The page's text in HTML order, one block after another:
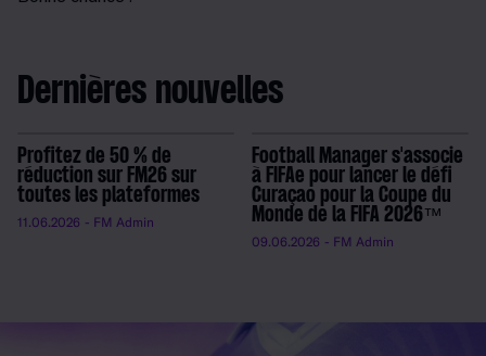
Dernières nouvelles
Profitez de 50 % de
réduction sur FM26 sur
toutes les plateformes
11.06.2026 - FM Admin
Football Manager s'associe
à FIFAe pour lancer le défi
Curaçao pour la Coupe du
Monde de la FIFA 2026™
09.06.2026 - FM Admin